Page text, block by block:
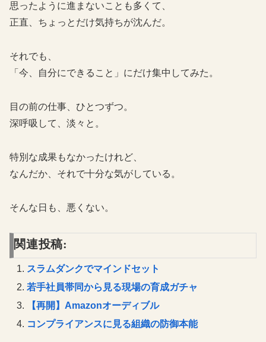
思ったように進まないことも多くて、
正直、ちょっとだけ気持ちが沈んだ。
それでも、
「今、自分にできること」にだけ集中してみた。
目の前の仕事、ひとつずつ。
深呼吸して、淡々と。
特別な成果もなかったけれど、
なんだか、それで十分な気がしている。
そんな日も、悪くない。
関連投稿:
スラムダンクでマインドセット
若手社員帯同から見る現場の育成ガチャ
【再開】Amazonオーディブル
コンプライアンスに見る組織の防御本能